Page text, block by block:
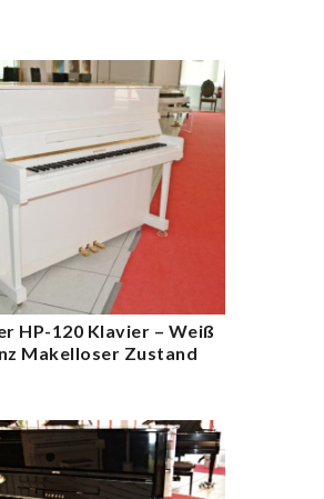
HP-120 Klavier – Weiß
Makelloser Zustand